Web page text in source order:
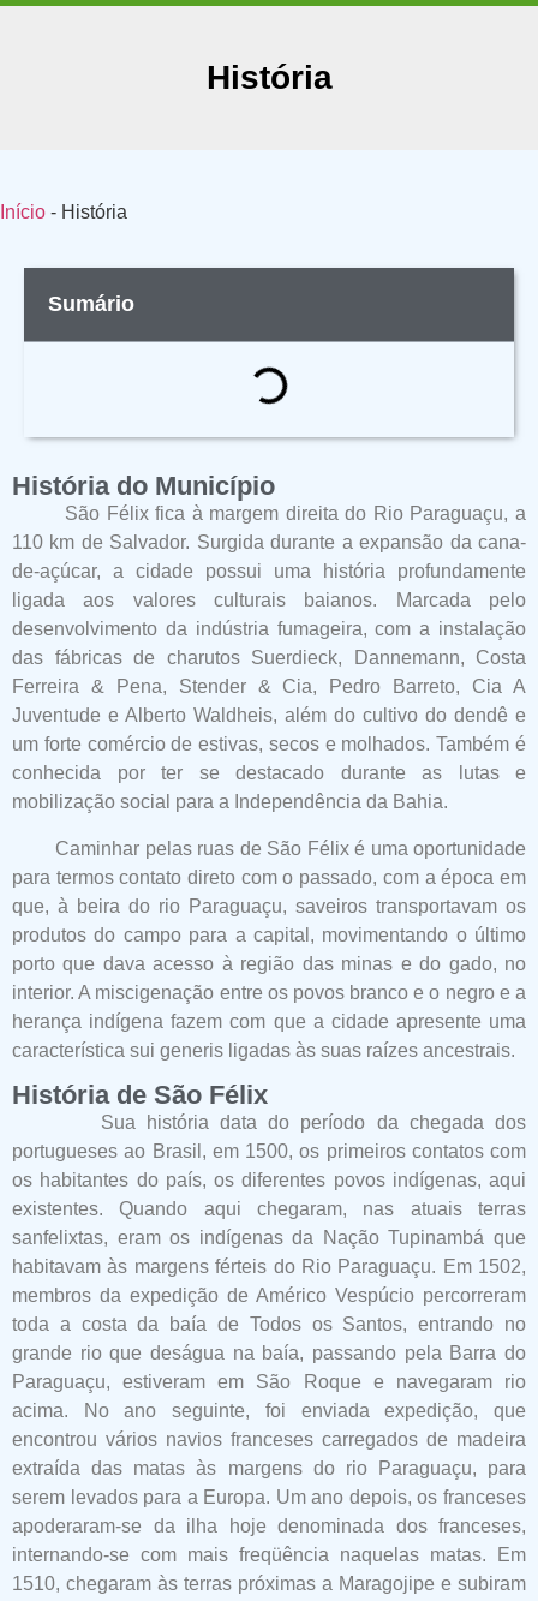
História
Início - História
Sumário
História do Município
São Félix fica à margem direita do Rio Paraguaçu, a
110 km de Salvador. Surgida durante a expansão da cana-
de-açúcar, a cidade possui uma história profundamente
ligada aos valores culturais baianos. Marcada pelo
desenvolvimento da indústria fumageira, com a instalação
das fábricas de charutos Suerdieck, Dannemann, Costa
Ferreira & Pena, Stender & Cia, Pedro Barreto, Cia A
Juventude e Alberto Waldheis, além do cultivo do dendê e
um forte comércio de estivas, secos e molhados. Também é
conhecida por ter se destacado durante as lutas e
mobilização social para a Independência da Bahia.
Caminhar pelas ruas de São Félix é uma oportunidade
para termos contato direto com o passado, com a época em
que, à beira do rio Paraguaçu, saveiros transportavam os
produtos do campo para a capital, movimentando o último
porto que dava acesso à região das minas e do gado, no
interior. A miscigenação entre os povos branco e o negro e a
herança indígena fazem com que a cidade apresente uma
característica sui generis ligadas às suas raízes ancestrais.
História de São Félix
Sua história data do período da chegada dos
portugueses ao Brasil, em 1500, os primeiros contatos com
os habitantes do país, os diferentes povos indígenas, aqui
existentes. Quando aqui chegaram, nas atuais terras
sanfelixtas, eram os indígenas da Nação Tupinambá que
habitavam às margens férteis do Rio Paraguaçu. Em 1502,
membros da expedição de Américo Vespúcio percorreram
toda a costa da baía de Todos os Santos, entrando no
grande rio que deságua na baía, passando pela Barra do
Paraguaçu, estiveram em São Roque e navegaram rio
acima. No ano seguinte, foi enviada expedição, que
encontrou vários navios franceses carregados de madeira
extraída das matas às margens do rio Paraguaçu, para
serem levados para a Europa. Um ano depois, os franceses
apoderaram-se da ilha hoje denominada dos franceses,
internando-se com mais freqüência naquelas matas. Em
1510, chegaram às terras próximas a Maragojipe e subiram